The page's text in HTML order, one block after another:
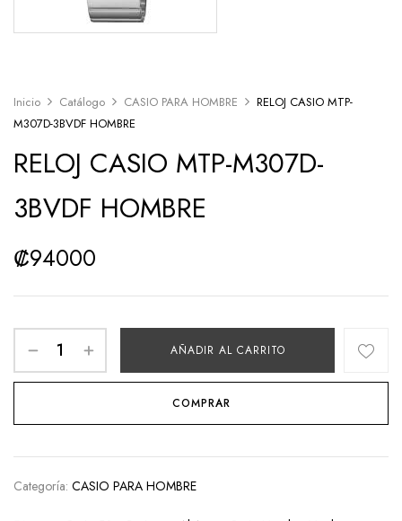
Inicio Catálogo CASIO PARA HOMBRE
RELOJ CASIO MTP-
M307D-3BVDF HOMBRE
RELOJ CASIO MTP-M307D-
3BVDF HOMBRE
₡94000
AÑADIR AL CARRITO
COMPRAR
Categoría: CASIO PARA HOMBRE